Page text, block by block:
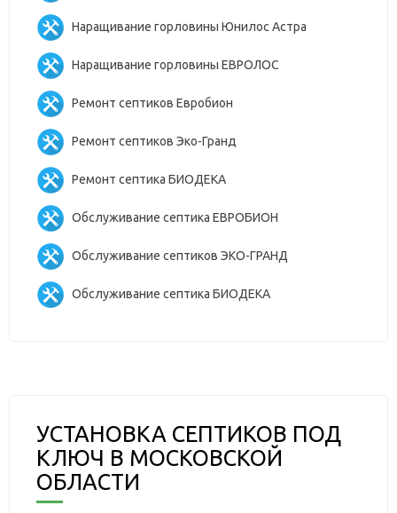
Наращивание горловины Юнилос Астра
Наращивание горловины ЕВРОЛОС
Ремонт септиков Евробион
Ремонт септиков Эко-Гранд
Ремонт септика БИОДЕКА
Обслуживание септика ЕВРОБИОН
Обслуживание септиков ЭКО-ГРАНД
Обслуживание септика БИОДЕКА
УСТАНОВКА СЕПТИКОВ ПОД
КЛЮЧ В МОСКОВСКОЙ
ОБЛАСТИ